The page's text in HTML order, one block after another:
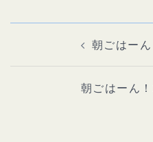
投
ー
朝ごはー
朝ごはーん